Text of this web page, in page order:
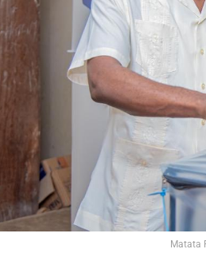
Matata